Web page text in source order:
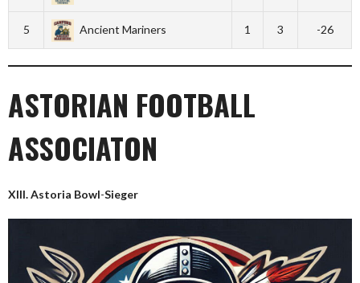
5 Ancient Mariners 1 3 -26
ASTORIAN FOOTBALL
ASSOCIATON
XIII. Astoria Bowl-Sieger